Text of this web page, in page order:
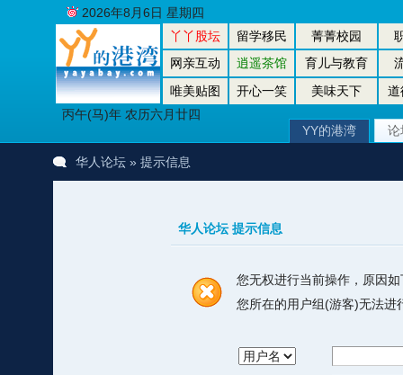
丫丫股坛 留学移民 菁菁校园
网亲互动
逍遥茶馆 育儿与教育
唯美贴图
开心一笑 美味天下
道
丙午(马)年 农历六月廿四
2026年8月6日 星期四
YY的港湾 论
华人论坛» 提示信息
华人论坛 提示信息
您无权进行当前操作，原因如
您所在的用户组(游客)无法进